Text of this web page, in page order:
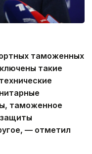
таможенных
такие
таможенное
— отметил